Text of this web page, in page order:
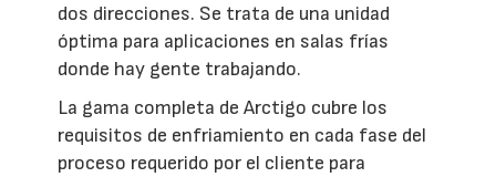
dos direcciones. Se trata de una unidad
óptima para aplicaciones en salas frías
donde hay gente trabajando.
La gama completa de Arctigo cubre los
requisitos de enfriamiento en cada fase del
proceso requerido por el cliente para